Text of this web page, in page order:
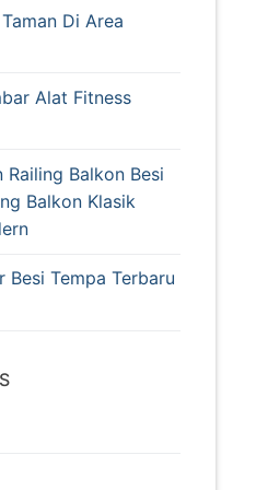
Di Area
Alat Fitness
Railing Balkon Besi
Balkon Klasik
Besi Tempa Terbaru